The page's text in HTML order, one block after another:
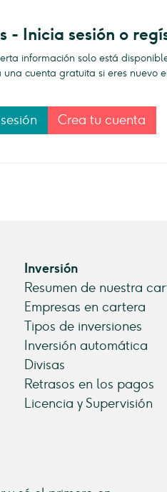
- Inicia sesión o
información solo está
una cuenta gratuita si eres nuevo
Crea tu cuenta
Inversión
Resumen de nuestra
Empresas en cartera
Tipos de inversiones
Inversión automática
Divisas
Retrasos en los pagos
Licencia y Supervisión